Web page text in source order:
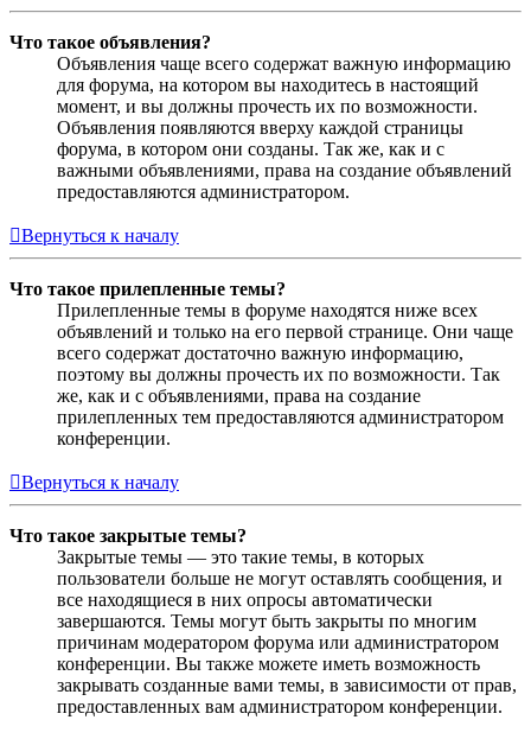
Что такое объявления?
Объявления чаще всего содержат важную информацию
для форума, на котором вы находитесь в настоящий
момент, и вы должны прочесть их по возможности.
Объявления появляются вверху каждой страницы
форума, в котором они созданы. Так же, как и с
важными объявлениями, права на создание объявлений
предоставляются администратором.
Вернуться к началу
Что такое прилепленные темы?
Прилепленные темы в форуме находятся ниже всех
объявлений и только на его первой странице. Они чаще
всего содержат достаточно важную информацию,
поэтому вы должны прочесть их по возможности. Так
же, как и с объявлениями, права на создание
прилепленных тем предоставляются администратором
конференции.
Вернуться к началу
Что такое закрытые темы?
Закрытые темы — это такие темы, в которых
пользователи больше не могут оставлять сообщения, и
все находящиеся в них опросы автоматически
завершаются. Темы могут быть закрыты по многим
причинам модератором форума или администратором
конференции. Вы также можете иметь возможность
закрывать созданные вами темы, в зависимости от прав,
предоставленных вам администратором конференции.